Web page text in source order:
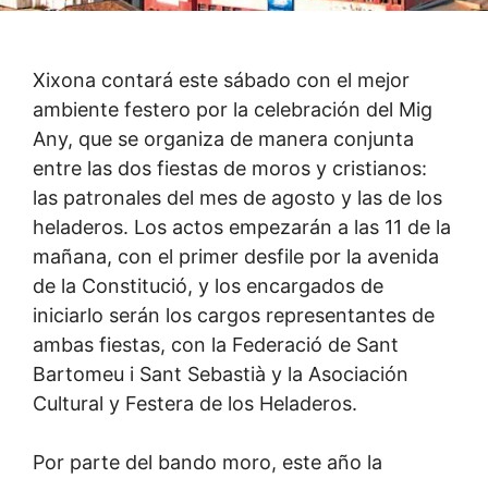
Xixona contará este sábado con el mejor
ambiente festero por la celebración del Mig
Any, que se organiza de manera conjunta
entre las dos fiestas de moros y cristianos:
las patronales del mes de agosto y las de los
heladeros. Los actos empezarán a las 11 de la
mañana, con el primer desfile por la avenida
de la Constitució, y los encargados de
iniciarlo serán los cargos representantes de
ambas fiestas, con la Federació de Sant
Bartomeu i Sant Sebastià y la Asociación
Cultural y Festera de los Heladeros.
Por parte del bando moro, este año la